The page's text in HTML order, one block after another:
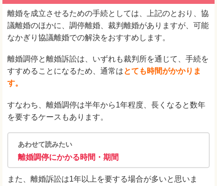
離婚を成立させるための手続としては、上記のとおり、協
議離婚のほかに、調停離婚、裁判離婚がありますが、可能
なかぎり協議離婚での解決をおすすめします。
離婚調停と離婚訴訟は、いずれも裁判所を通じて、手続を
すすめることになるため、通常はとても時間がかかりま
す。
すなわち、離婚調停は半年から1年程度、長くなると数年
を要するケースもあります。
あわせて読みたい
離婚調停にかかる時間・期間
また、離婚訴訟は1年以上を要する場合が多いと思いま